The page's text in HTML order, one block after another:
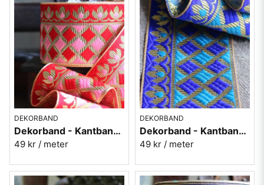
DEKORBAND
Dekorband - Kantband i textil Nr 95
49 kr / meter
DEKORBAND
Dekorband - Kantband i textil Nr 94
49 kr / meter